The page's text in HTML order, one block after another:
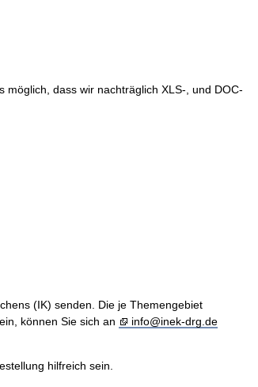
dass wir nachträglich XLS-, und DOC-
(IK) senden. Die je Themengebiet
können Sie sich an
info@inek-drg.de
hilfreich sein.